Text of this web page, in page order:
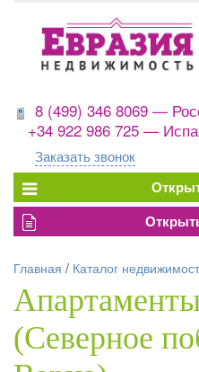
8 (499) 346 8069 —
+34 922 986 725 —
Заказать звонок
Главная / Каталог
(Северное